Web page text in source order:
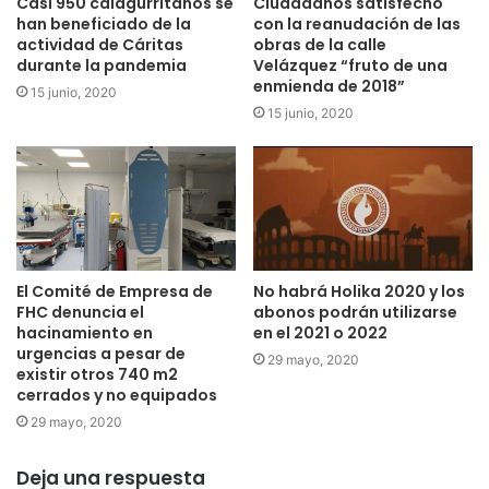
han beneficiado de la
actividad de Cáritas
durante la pandemia
15 junio, 2020
con la reanudación de las
obras de la calle
Velázquez “fruto de una
enmienda de 2018”
15 junio, 2020
El Comité de Empresa de
FHC denuncia el
hacinamiento en
urgencias a pesar de
existir otros 740 m2
cerrados y no equipados
29 mayo, 2020
No habrá Holika 2020 y los
abonos podrán utilizarse
en el 2021 o 2022
29 mayo, 2020
Deja una respuesta